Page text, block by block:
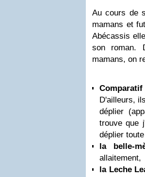
Au cours de
mamans et
Abécassis
son roman.
mamans, on
D'ailleurs,
déplier
trouve que
déplier
la belle-
allaitement,
la Leche